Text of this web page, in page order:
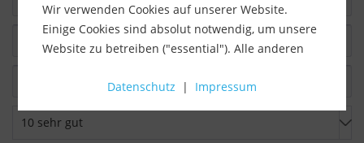
Wir verwenden Cookies auf unserer Website.
Einige Cookies sind absolut notwendig, um unsere
Website zu betreiben ("essential"). Alle anderen
Verwendung zustimmen (z. B. für Google Maps).
Über die Auswahl bestimmter Cookies in den
Datenschutz | Impressum